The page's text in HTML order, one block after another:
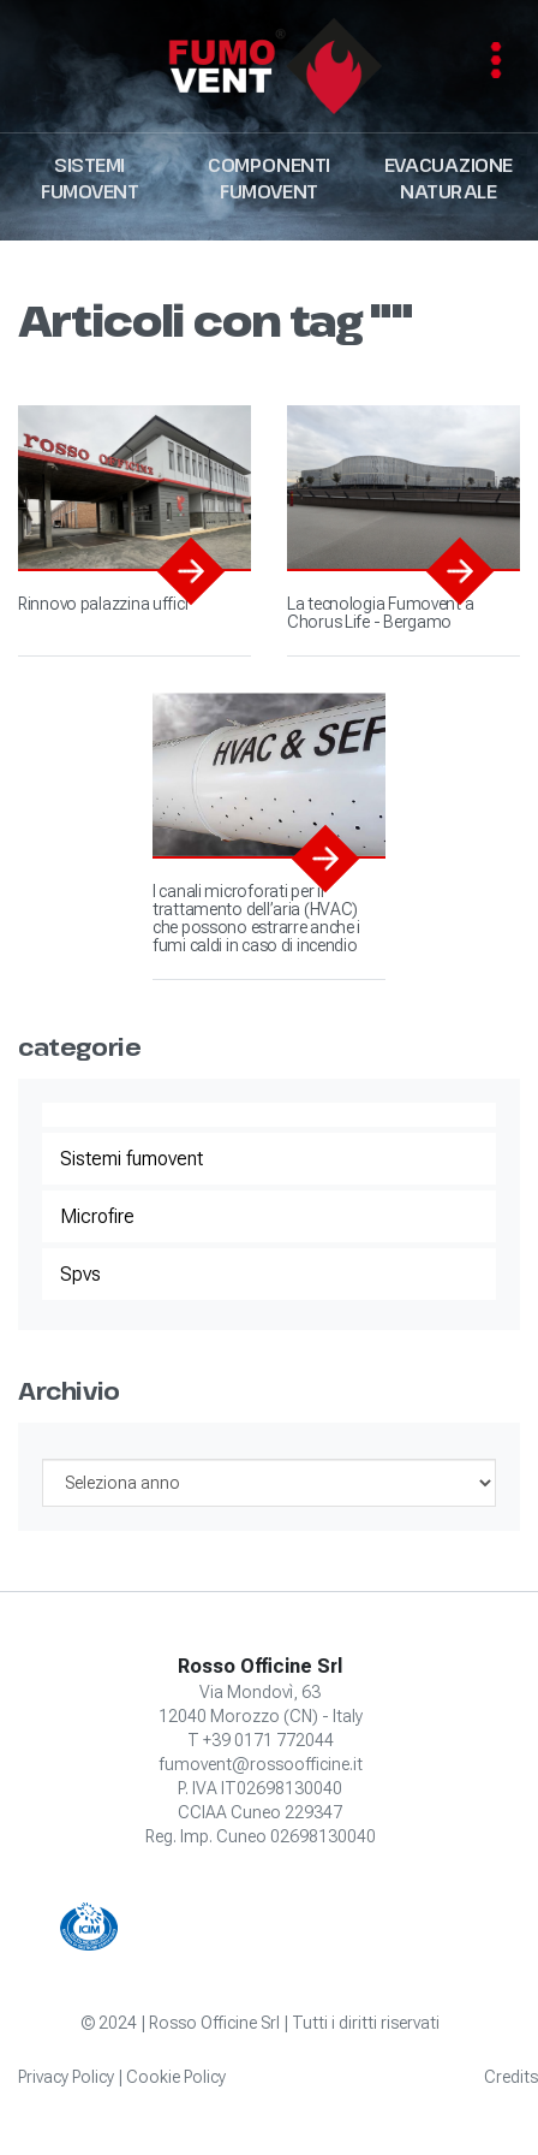
SISTEMI
FUMOVENT
COMPONENTI
FUMOVENT
EVACUAZIONE
NATURALE
Articoli con tag ""
Rinnovo palazzina uffici
La tecnologia Fumovent a
Chorus Life - Bergamo
I canali microforati per il
trattamento dell’aria (HVAC)
che possono estrarre anche i
fumi caldi in caso di incendio
categorie
Sistemi fumovent
Microfire
Spvs
Archivio
Rosso Officine Srl
Via Mondovì, 63
12040 Morozzo (CN) - Italy
T +39 0171 772044
fumovent@rossoofficine.it
P. IVA IT02698130040
CCIAA Cuneo 229347
Reg. Imp. Cuneo 02698130040
© 2024 | Rosso Officine Srl | Tutti i diritti riservati
Privacy Policy | Cookie Policy Credits